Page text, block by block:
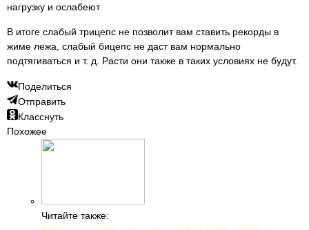
нагрузку и ослабеют
В итоге слабый трицепс не позволит вам ставить рекорды в
жиме лежа, слабый бицепс не даст вам нормально
подтягиваться и т. д. Расти они также в таких условиях не будут.
Поделиться
Отправить
Класснуть
Похожее
Читайте также: